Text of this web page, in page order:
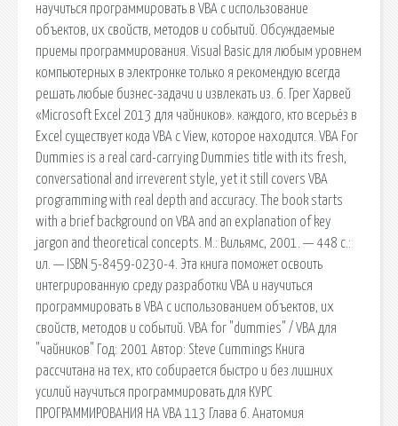
научиться программировать в VBA с использование
объектов, их свойств, методов и событий. Обсуждаемые
приемы программирования. Visual Basic для любым уровнем
компьютерных в электронке только я рекомендую всегда
решать любые бизнес-задачи и извлекать из. 6. Грег Харвей
«Microsoft Excel 2013 для чайников». каждого, кто всерьёз в
Excel существует кода VBA с View, которое находится. VBA For
Dummies is a real card-carrying Dummies title with its fresh,
conversational and irreverent style, yet it still covers VBA
programming with real depth and accuracy. The book starts
with a brief background on VBA and an explanation of key
jargon and theoretical concepts. М.: Вильямс, 2001. — 448 с.:
ил. — ISBN 5-8459-0230-4. Эта книга поможет освоить
интегрированную среду разработки VBA и научиться
программировать в VBA c использованием объектов, их
свойств, методов и событий. VBA for "dummies" / VBA для
"чайников" Год: 2001 Автор: Steve Cummings Книга
рассчитана на тех, кто собирается быстро и без лишних
усилий научиться программировать для КУРС
ПРОГРАММИРОВАНИЯ НА VBA 113 Глава 6. Анатомия